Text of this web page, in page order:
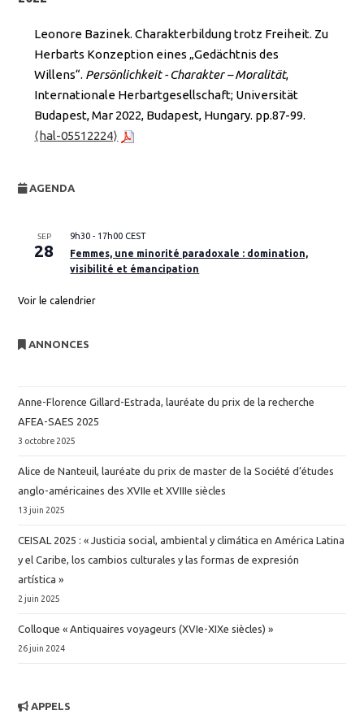
Leonore Bazinek. Charakterbildung trotz Freiheit. Zu
Herbarts Konzeption eines „Gedächtnis des
Willens“. Persönlichkeit - Charakter – Moralität,
Internationale Herbartgesellschaft; Universität
Budapest, Mar 2022, Budapest, Hungary. pp.87-99.
⟨hal-05512224⟩
AGENDA
SEP
28
9h30 - 17h00 CEST
Femmes, une minorité paradoxale : domination,
visibilité et émancipation
Voir le calendrier
ANNONCES
Anne-Florence Gillard-Estrada, lauréate du prix de la recherche
AFEA-SAES 2025
3 octobre 2025
Alice de Nanteuil, lauréate du prix de master de la Société d’études
anglo-américaines des XVIIe et XVIIIe siècles
13 juin 2025
CEISAL 2025 : « Justicia social, ambiental y climática en América Latina
y el Caribe, los cambios culturales y las formas de expresión
artística »
2 juin 2025
Colloque « Antiquaires voyageurs (XVIe-XIXe siècles) »
26 juin 2024
APPELS